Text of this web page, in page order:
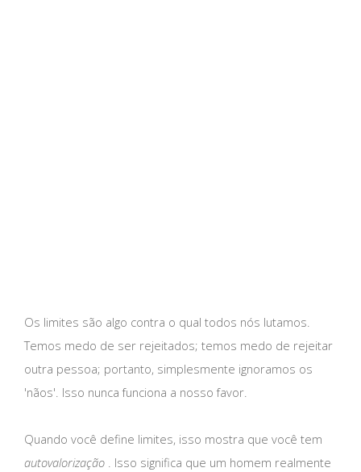
Os limites são algo contra o qual todos nós lutamos.
Temos medo de ser rejeitados; temos medo de rejeitar
outra pessoa; portanto, simplesmente ignoramos os
'nãos'. Isso nunca funciona a nosso favor.
Quando você define limites, isso mostra que você tem
autovalorização . Isso significa que um homem realmente